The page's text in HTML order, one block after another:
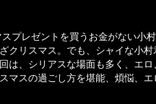
プレゼントを買うお金がない小
クリスマス。でも、シャイな小
、シリアスな場面も多く、エロ
スの過ごし方を堪能、煩悩、エ